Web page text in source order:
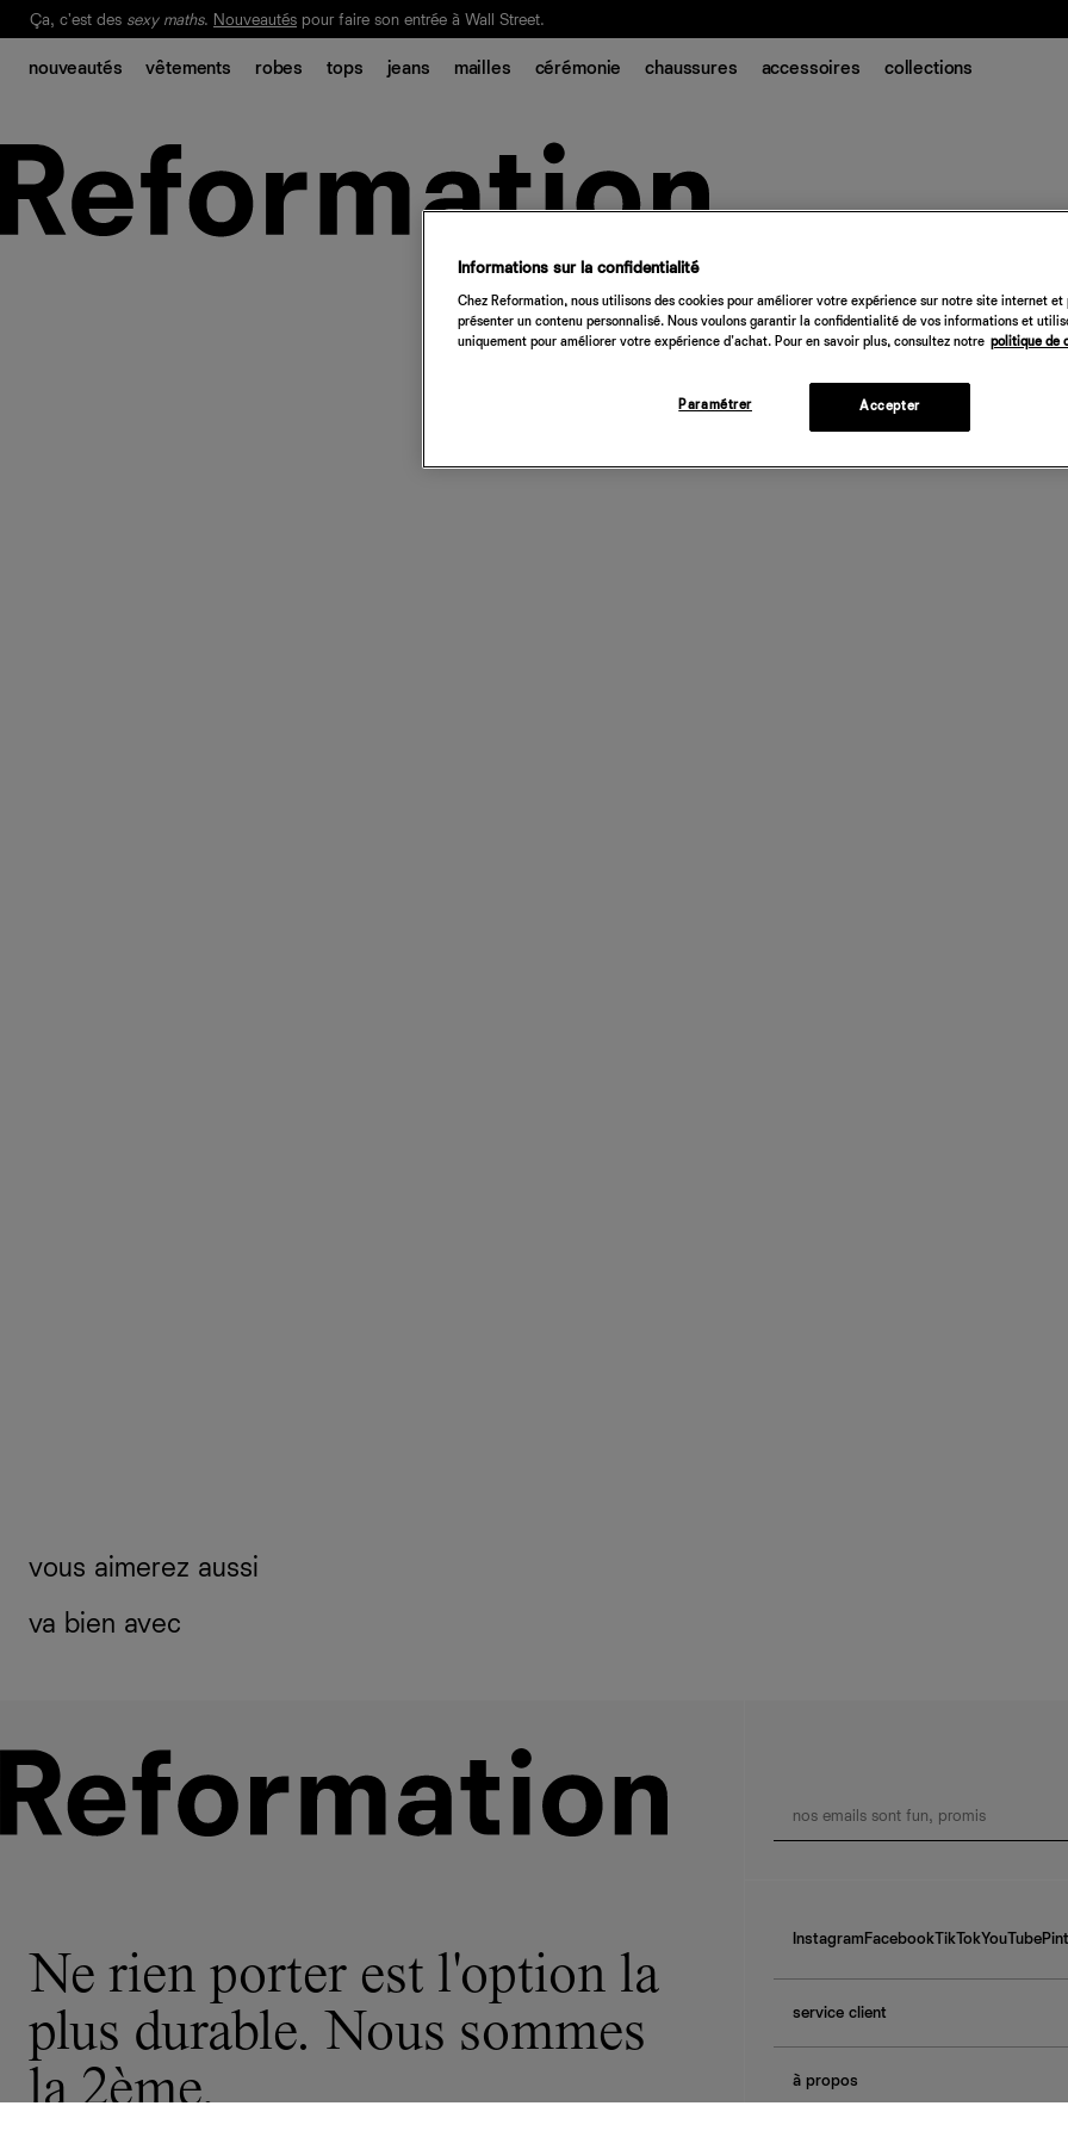
Notre Bilan Responsable 2025 est ici. Lisez-le
Ça, c'est des sexy maths. Nouveautés pour faire son entrée à Wall Street.
nouveautés vêtements robes tops jeans mailles cérémonie chaussures accessoires collections
vous aimerez aussi
va bien avec
Ne rien porter est l'option la
plus durable. Nous sommes
la 2ème.
Instagram FacebookTikTokYouTube
service client
contactez-nous
à propos
Informations sur la confidentialité
Chez Reformation, nous utilisons des cookies pour améliorer votre expérience sur notre site internet et
présenter un contenu personnalisé. Nous voulons garantir la confidentialité de vos informations et
uniquement pour améliorer votre expérience d'achat. Pour en savoir plus, consultez notre politique de
Paramétrer Accepter